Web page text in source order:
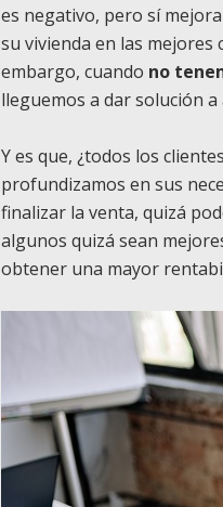
es negativo, pero sí
su vivienda en las mejores
embargo, cuando no
lleguemos a dar solución
Y es que, ¿todos los
profundizamos en sus
finalizar la venta, quizá
algunos quizá sean
obtener una mayor